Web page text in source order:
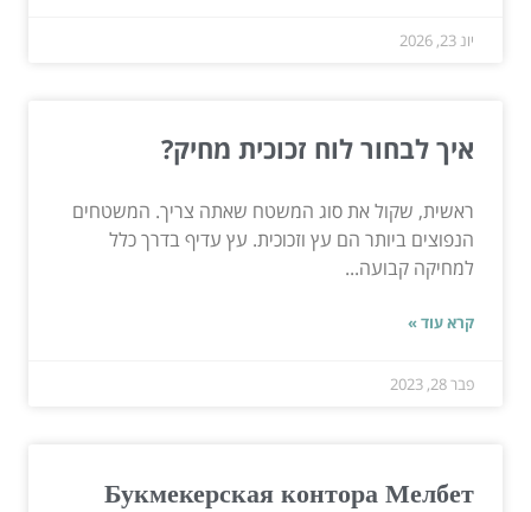
יונ 23, 2026
איך לבחור לוח זכוכית מחיק?
ראשית, שקול את סוג המשטח שאתה צריך. המשטחים
הנפוצים ביותר הם עץ וזכוכית. עץ עדיף בדרך כלל
למחיקה קבועה...
קרא עוד »
פבר 28, 2023
Букмекерская контора Мелбет